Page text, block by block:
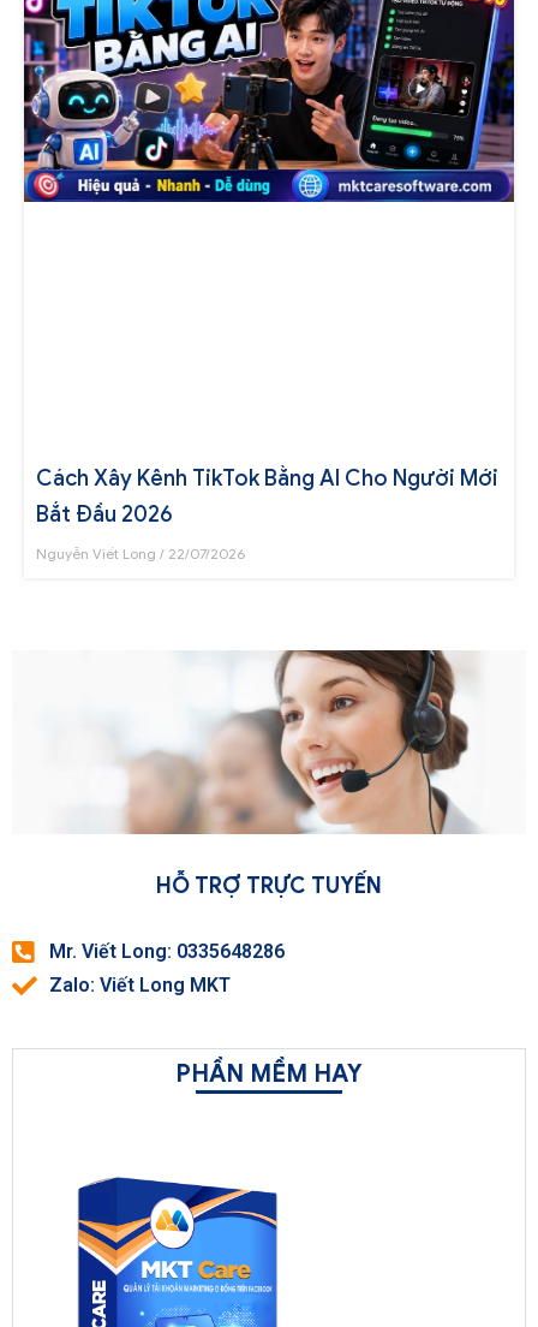
Cách Xây Kênh TikTok Bằng AI Cho Người Mới
Bắt Đầu 2026
Nguyễn Viết Long 22/07/2026
HỖ TRỢ TRỰC TUYẾN
Mr. Viết Long: 0335648286
Zalo: Viết Long MKT
PHẦN MỀM HAY